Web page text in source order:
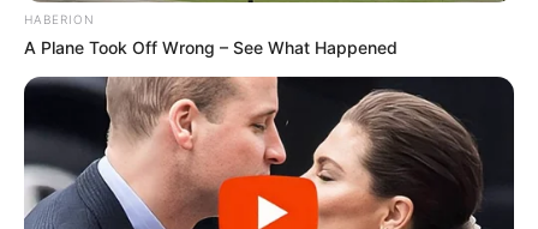
HABERION
A Plane Took Off Wrong – See What Happened